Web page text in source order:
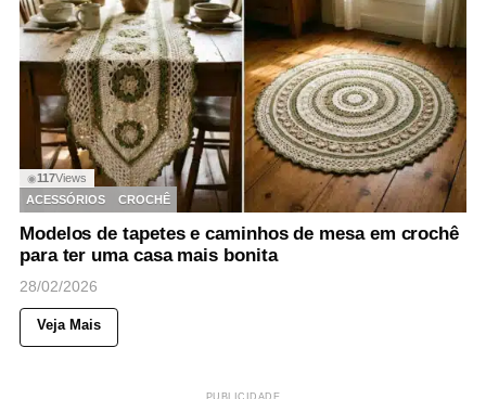
◉117Views
ACESSÓRIOS
CROCHÊ
Modelos de tapetes e caminhos de mesa em crochê
para ter uma casa mais bonita
28/02/2026
Veja Mais